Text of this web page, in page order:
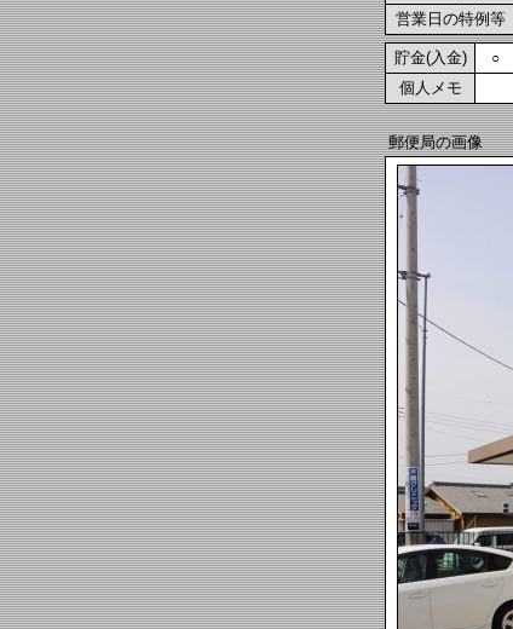
営業日の特例等
貯金(入金) ○
個人メモ
郵便局の画像